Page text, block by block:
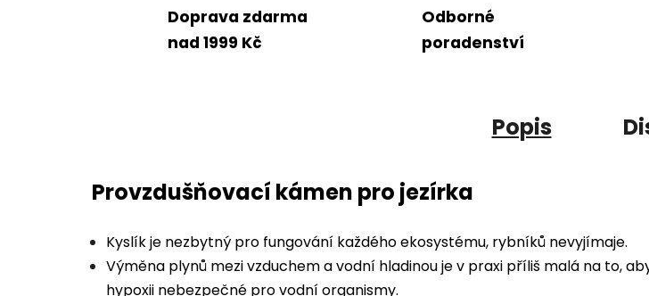
Doprava zdarma
nad 1999 Kč
Odborné
poradenství
Popis
Provzdušňovací kámen pro jezírka
Kyslík je nezbytný pro fungování každého ekosystému, rybníků nevyjímaje.
Výměna plynů mezi vzduchem a vodní hladinou je v praxi příliš malá na to,
hypoxii nebezpečné pro vodní organismy.